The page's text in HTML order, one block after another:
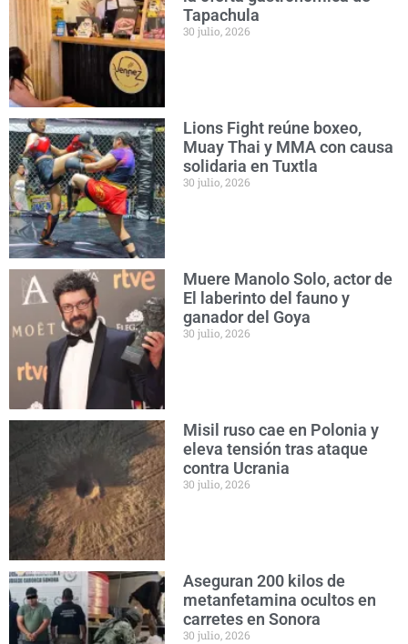
Tapachula
30 julio, 2026
Lions Fight reúne boxeo,
Muay Thai y MMA con causa
solidaria en Tuxtla
30 julio, 2026
Muere Manolo Solo, actor de
El laberinto del fauno y
ganador del Goya
30 julio, 2026
Misil ruso cae en Polonia y
eleva tensión tras ataque
contra Ucrania
30 julio, 2026
Aseguran 200 kilos de
metanfetamina ocultos en
carretes en Sonora
30 julio, 2026